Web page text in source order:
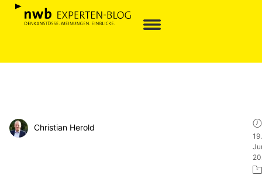
Christian Herold
19.